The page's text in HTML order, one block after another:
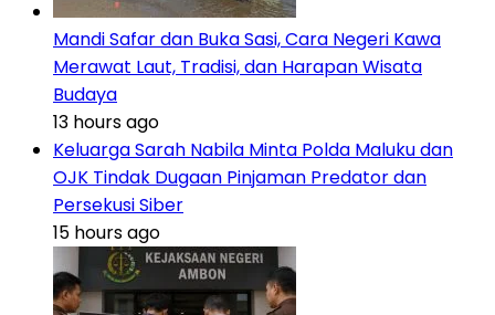
Mandi Safar dan Buka Sasi, Cara Negeri Kawa
Merawat Laut, Tradisi, dan Harapan Wisata
Budaya
13 hours ago
Keluarga Sarah Nabila Minta Polda Maluku dan
OJK Tindak Dugaan Pinjaman Predator dan
Persekusi Siber
15 hours ago